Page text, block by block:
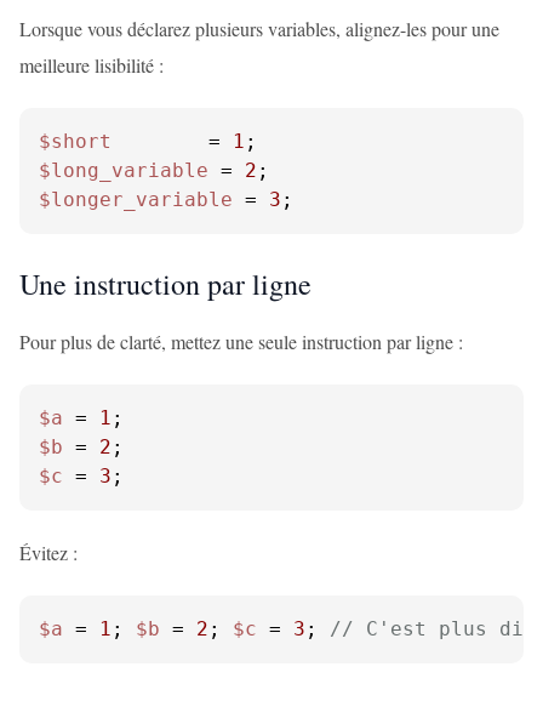
Lorsque vous déclarez plusieurs variables, alignez-les pour une
meilleure lisibilité :
$short
        =
1
$long_variable = 2
$longer_variable = 3 ;
Une instruction par ligne
Pour plus de clarté, mettez une seule instruction par ligne :
$a = 1
$b = 2
$c = 3 ;
Évitez :
$a = 1 ; $b = 2 ; $c = 3 ; // C'est plus